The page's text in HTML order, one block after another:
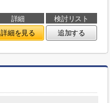
詳細
検討リスト
詳細を見る 追加する